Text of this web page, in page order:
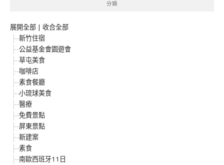
分類
展開全部 | 收合全部
新竹住宿
公益基金會園遊會
草屯美食
咖啡店
素食餐廳
小琉球美食
醫療
免費景點
屏東景點
新建案
素食
南歐西班牙11日